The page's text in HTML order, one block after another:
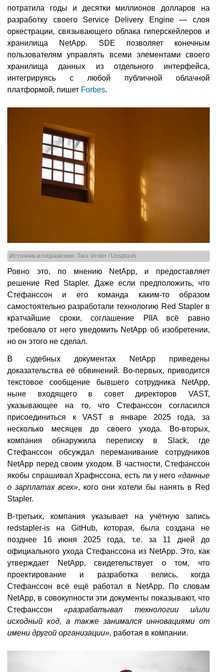
потратила годы и десятки миллионов долларов на
разработку своего Service Delivery Engine — слоя
оркестрации, связывающего облака гиперскейлеров и
хранилища NetApp. SDE позволяет конечным
пользователям управлять всеми элементами своего
хранилища данных из отдельного интерфейса,
интегрируясь с любой публичной облачной
платформой, пишет Forbes.
Источник изображения: Tara Vester / Unsplash
Ровно это, по мнению NetApp, и предоставляет
решение Red Stapler. Даже если предположить, что
Стефанссон и его команда каким-то образом
самостоятельно разработали технологию Red Stapler в
кратчайшие сроки, соглашение PIIA всё равно
требовало от него уведомить NetApp об изобретении,
но он этого не сделал.
В судебных документах NetApp приведены
доказательства её обвинений. Во-первых, приводится
текстовое сообщение бывшего сотрудника NetApp,
ныне входящего в совет директоров VAST,
указывающее на то, что Стефанссон согласился
присоединиться к VAST в январе 2025 года, за
несколько месяцев до своего ухода. Во-вторых,
компания обнаружила переписку в Slack, где
Стефанссон обсуждал переманивание сотрудников
NetApp перед своим уходом. В частности, Стефанссон
якобы спрашивал Храфнссона, есть ли у него «данные
о зарплатах всех», кого они хотели бы нанять в Red
Stapler.
В-третьих, компания указывает на учётную запись
redstapler-is на GitHub, которая, была создана не
позднее 16 июня 2025 года, т.е. за 11 дней до
официального ухода Стефанссона из NetApp. Это, как
утверждает NetApp, свидетельствует о том, что
проектирование и разработка велись, когда
Стефанссон всё ещё работал в NetApp. По словам
NetApp, в совокупности эти документы показывают, что
Стефанссон«разрабатывал технологии и/или
исходный код, а также занимался инновациями от
имени другой организации», работая в компании.